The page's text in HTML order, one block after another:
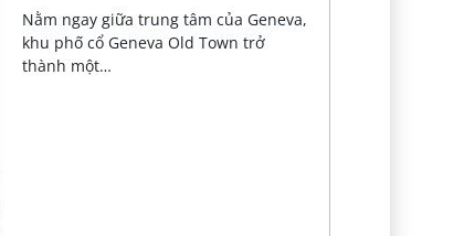
Nằm ngay giữa trung tâm của Geneva,
khu phố cổ Geneva Old Town trở
thành một…